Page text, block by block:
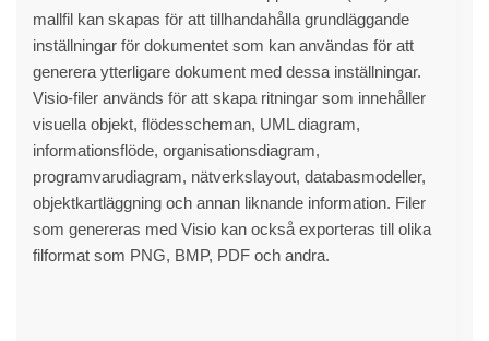
mallfil kan skapas för att tillhandahålla grundläggande
inställningar för dokumentet som kan användas för att
generera ytterligare dokument med dessa inställningar.
Visio-filer används för att skapa ritningar som innehåller
visuella objekt, flödesscheman, UML diagram,
informationsflöde, organisationsdiagram,
programvarudiagram, nätverkslayout, databasmodeller,
objektkartläggning och annan liknande information. Filer
som genereras med Visio kan också exporteras till olika
filformat som PNG, BMP, PDF och andra.